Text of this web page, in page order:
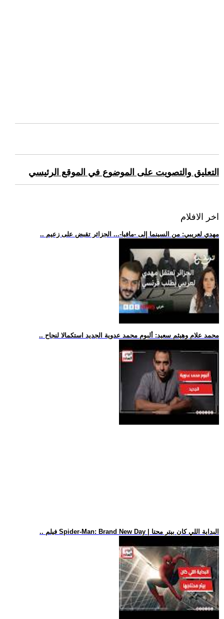
التعليق والتصويت على الموضوع في الموقع الرئيسي
اخر الافلام
.. مهدي لعريبي: من السينما إلى -مافيا-... الجزائر تقبض على زعيم
.. محمد علام وهيثم سعيد: ألبوم محمد عدوية الجديد استكمالا لنجاح
.. فيلم Spider-Man: Brand New Day | البداية اللي كان بيتر محتا